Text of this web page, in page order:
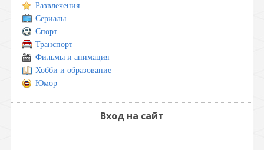
Развлечения
Сериалы
Спорт
Транспорт
Фильмы и анимация
Хобби и образование
Юмор
Вход на сайт